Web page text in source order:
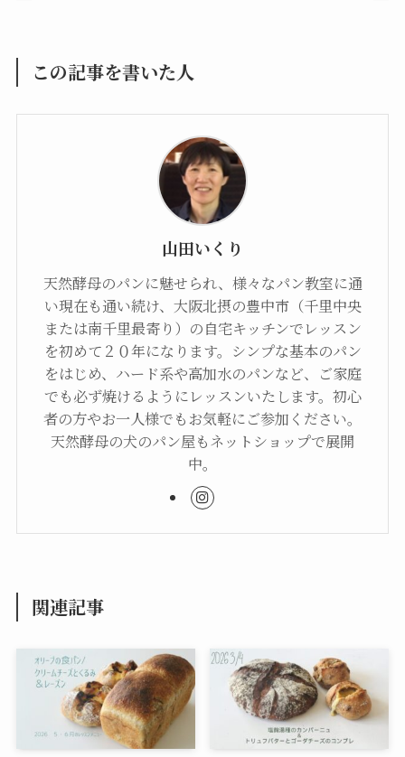
この記事を書いた人
山田いくり
天然酵母のパンに魅せられ、様々なパン教室に通
い現在も通い続け、大阪北摂の豊中市（千里中央
または南千里最寄り）の自宅キッチンでレッスン
を初めて２０年になります。シンプな基本のパン
をはじめ、ハード系や高加水のパンなど、ご家庭
でも必ず焼けるようにレッスンいたします。初心
者の方やお一人様でもお気軽にご参加ください。
天然酵母の犬のパン屋もネットショップで展開
中。
関連記事